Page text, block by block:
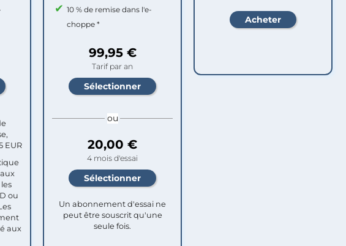
EUR
ou
aux
10 % de remise dans l'e-
choppe *
99,95 €
Tarif par an
ou
20,00 €
4 mois d'essai
Un abonnement d'essai ne
peut être souscrit qu'une
seule fois.​